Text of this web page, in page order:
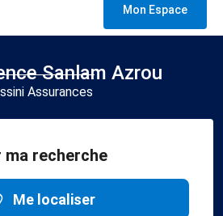
Mon Espace
Sanlam Azrou
Assurances
recherche
Me localiser